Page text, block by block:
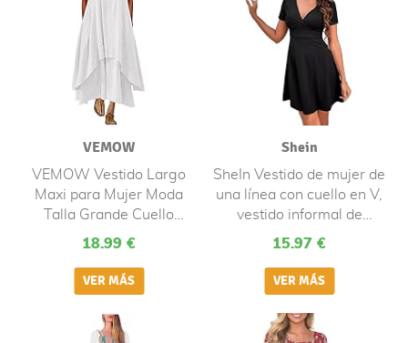
VEMOW
VEMOW Vestido Largo
Maxi para Mujer Moda
Talla Grande Cuello
Redondo, Color Sólido
Retro de Lino y Algodón
Irregular Suelto de
Manga Corta Falda Cami
con Bolsillos
18.99 €
Shein
SheIn Vestido de mujer de
una línea con cuello en V,
vestido informal de
manga corta, vestido de
para swing, Color negro.,
M
15.97 €